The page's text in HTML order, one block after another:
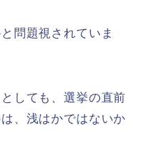
問題視されていま
しても、選挙の直前
、浅はかではないか